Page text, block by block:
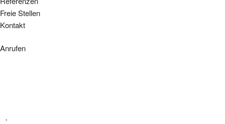
Freie Stellen
Kontakt
Anrufen
.